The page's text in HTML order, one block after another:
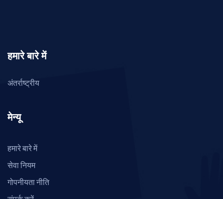
हमारे बारे में
अंतर्राष्ट्रीय
मेन्यू
हमारे बारे में
सेवा नियम
गोपनीयता नीति